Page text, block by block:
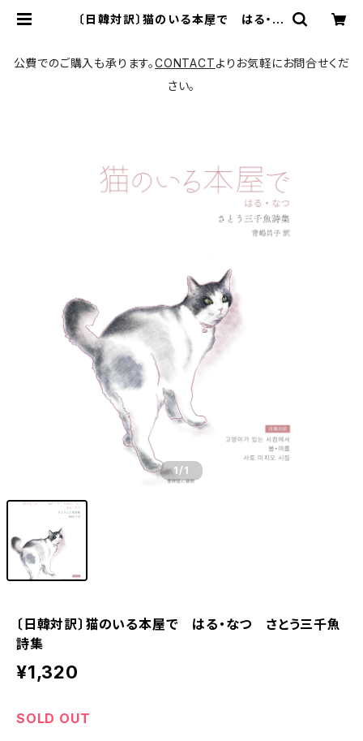
〔日韓対訳〕猫のいる本屋で はる・な
公費でのご購入も承ります。CONTACTよりお気軽にお問合せくだ
さい。
1 /1
〔日韓対訳〕猫のいる本屋で はる・なつ さとう三千魚
詩集
¥1,320
SOLD OUT